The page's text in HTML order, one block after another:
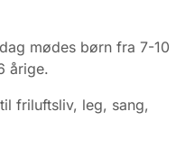
mødes børn fra 7-10
årige.
friluftsliv, leg, sang,